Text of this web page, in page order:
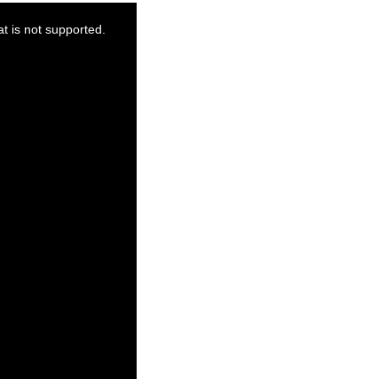
is not supported.